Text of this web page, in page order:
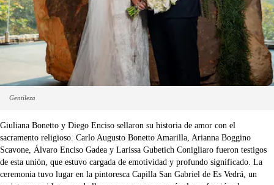
Gentileza
Giuliana Bonetto y Diego Enciso sellaron su historia de amor con el
sacramento religioso. Carlo Augusto Bonetto Amarilla, Arianna Boggino
Scavone, Álvaro Enciso Gadea y Larissa Gubetich Conigliaro fueron testigos
de esta unión, que estuvo cargada de emotividad y profundo significado. La
ceremonia tuvo lugar en la pintoresca Capilla San Gabriel de Es Vedrá, un